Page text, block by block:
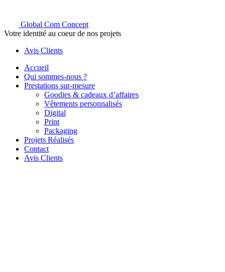
Global Com Concept
Votre identité au coeur de nos projets
Avis Clients
Accueil
Qui sommes-nous ?
Prestations sur-mesure
Goodies & cadeaux d’affaires
Vêtements personnalisés
Digital
Print
Packaging
Projets Réalisés
Contact
Avis Clients